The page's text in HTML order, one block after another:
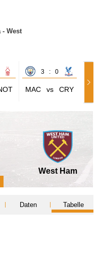
West
3 : 0
MAC vs CRY
West Ham
Daten Tabelle